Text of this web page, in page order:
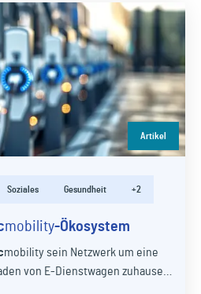
Artikel
Soziales Gesundheit +2
mobility-Ökosystem
mobilitysein Netzwerk um eine
von E-Dienstwagen zuhause.